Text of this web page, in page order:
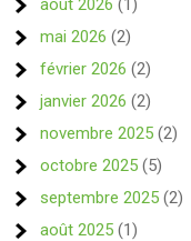
août 2026 (1)
mai 2026 (2)
février 2026 (2)
janvier 2026 (2)
novembre 2025 (2)
octobre 2025 (5)
septembre 2025 (2)
août 2025 (1)